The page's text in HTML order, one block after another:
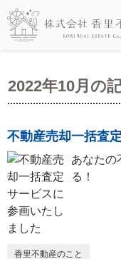
2022年10月の
不動産売却一括査
あなたの
る！
香里不動産のこと